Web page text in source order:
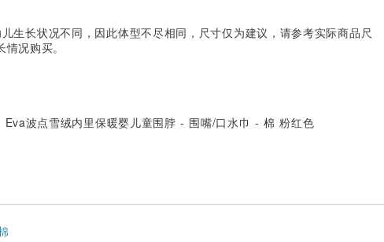
生长状况不同，因此体型不尽相同，尺寸仅为建议，请参考实际商品尺
况购买。